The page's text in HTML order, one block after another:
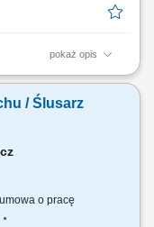
pokaż opis
rotacyjny) Twoje
rysunku technicznego,
serwis
/ Ślusarz
umowa o pracę